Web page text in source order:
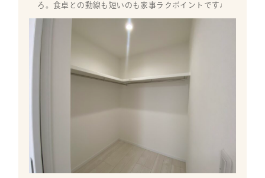
ろ。食卓との動線も短いのも家事ラクポイントです♩